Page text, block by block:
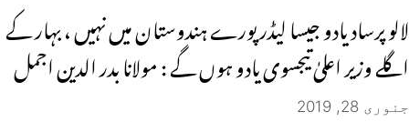
لالو پرساد یادو جیسا لیڈر پورے ہندوستان میں نہیں ، بہار کے
اگلے وزیر اعلیٰ تیجسوی یادو ہوں گے : مولانا بدر الدین اجمل
جنوری 28, 2019